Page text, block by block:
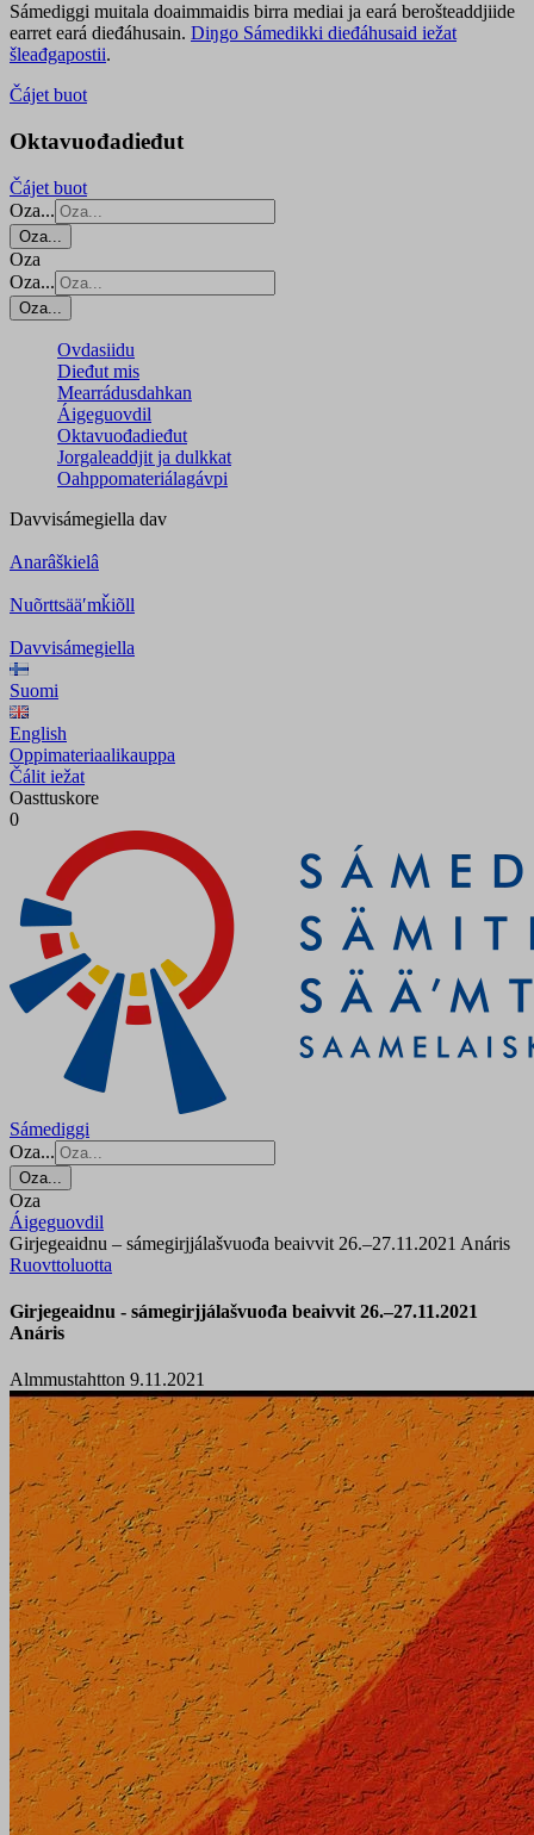
Sámediggi muitala doaimmaidis birra mediai ja eará berošteaddjiide
earret eará dieđáhusain. Diŋgo Sámedikki dieđáhusaid iežat
šleađgapostii.
Čájet buot
Oktavuođadieđut
Čájet buot
Oza...
Oza...
Oza
Oza...
Oza...
Ovdasiidu
Dieđut mis
Mearrádusdahkan
Áigeguovdil
Oktavuođadieđut
Jorgaleaddjit ja dulkkat
Oahppomateriálagávpi
Davvisámegiella dav
Anarâškielâ
Nuõrttsääʹmǩiõll
Davvisámegiella
Suomi
English
Oppimateriaalikauppa
Čálit iežat
Oasttuskore
0
Sámediggi
Oza...
Oza...
Oza
Áigeguovdil
Girjegeaidnu – sámegirjjálašvuođa beaivvit 26.–27.11.2021 Anáris
Ruovttoluotta
Girjegeaidnu - sámegirjjálašvuođa beaivvit 26.–27.11.2021
Anáris
Almmustahtton 9.11.2021